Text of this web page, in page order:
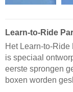
Learn-to-Ride
Het Learn-to-
is speciaal
eerste sprongen
boxen worden